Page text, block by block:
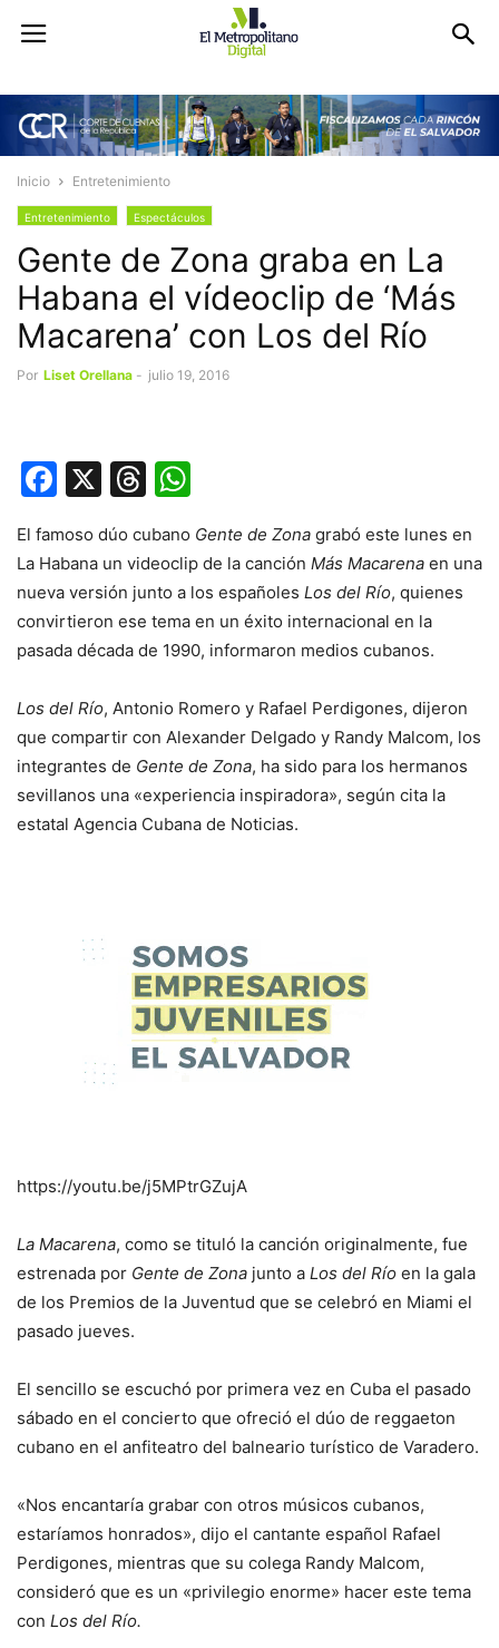
Inicio Entretenimiento
Entretenimiento Espectáculos
Gente de Zona graba en La
Habana el vídeoclip de ‘Más
Macarena’ con Los del Río
Por Liset Orellana - julio 19, 2016
Facebook
X Threads
El famoso dúo cubano Gente de Zona grabó este lunes en
La Habana un videoclip de la canción Más Macarena en una
nueva versión junto a los españoles Los del Río, quienes
convirtieron ese tema en un éxito internacional en la
pasada década de 1990, informaron medios cubanos.
Los del Río, Antonio Romero y Rafael Perdigones, dijeron
que compartir con Alexander Delgado y Randy Malcom, los
integrantes de Gente de Zona, ha sido para los hermanos
sevillanos una «experiencia inspiradora», según cita la
estatal Agencia Cubana de Noticias.
https://youtu.be/j5MPtrGZujA
La Macarena, como se tituló la canción originalmente, fue
estrenada por Gente de Zona junto a Los del Río en la gala
de los Premios de la Juventud que se celebró en Miami el
pasado jueves.
El sencillo se escuchó por primera vez en Cuba el pasado
sábado en el concierto que ofreció el dúo de reggaeton
cubano en el anfiteatro del balneario turístico de Varadero.
«Nos encantaría grabar con otros músicos cubanos,
estaríamos honrados», dijo el cantante español Rafael
Perdigones, mientras que su colega Randy Malcom,
consideró que es un «privilegio enorme» hacer este tema
con Los del Río.